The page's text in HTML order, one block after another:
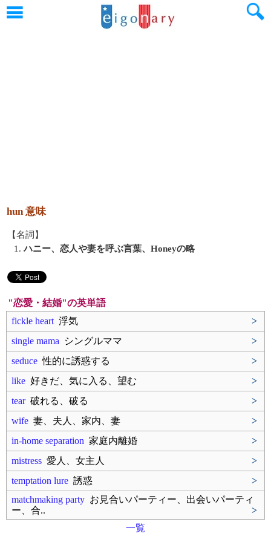
hun 意味
【名詞】
1.ハニー、恋人や妻を呼ぶ言葉、Honeyの略
"恋愛・結婚"の英単語
fickle heart 浮気
>
single mama シングルママ
>
seduce 性的に誘惑する
>
like 好きだ、気に入る、望む
>
tear破れる、破る
>
wife 妻、夫人、家内、妻
>
in-home separation 家庭内離婚
>
mistress 愛人、女主人
>
temptation lure 誘惑
>
matchmaking party お見合いパーティー、出会いパーティ
ー、合..
>
一覧